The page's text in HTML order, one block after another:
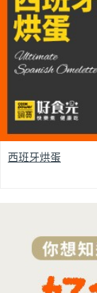
西班牙烘蛋